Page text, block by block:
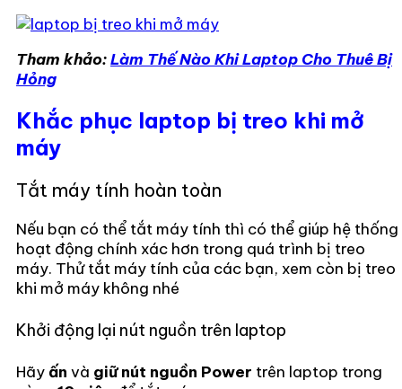
Tham khảo:Làm Thế Nào Khi Laptop Cho Thuê Bị
Hỏng
Khắc phục laptop bị treo khi mở
máy
Tắt máy tính hoàn toàn
Nếu bạn có thể tắt máy tính thì có thể giúp hệ thống
hoạt động chính xác hơn trong quá trình bị treo
máy. Thử tắt máy tính của các bạn, xem còn bị treo
khi mở máy không nhé
Khởi động lại nút nguồn trên laptop
Hãy ấn và giữ nút nguồn Power trên laptop trong